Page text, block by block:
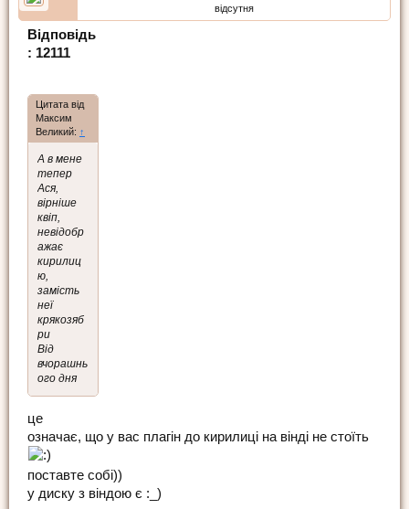
відсутня
Відповідь
: 12111
Цитата від
Максим
Великий: ↑
А в мене
тепер
Ася,
вірніше
квіп,
невідобр
ажає
кирилиц
ю,
замість
неї
крякозяб
ри
Від
вчорашнь
ого дня
це
означає, що у вас плагін до кирилиці на вінді не стоїть
поставте собі))
у диску з віндою є :_)